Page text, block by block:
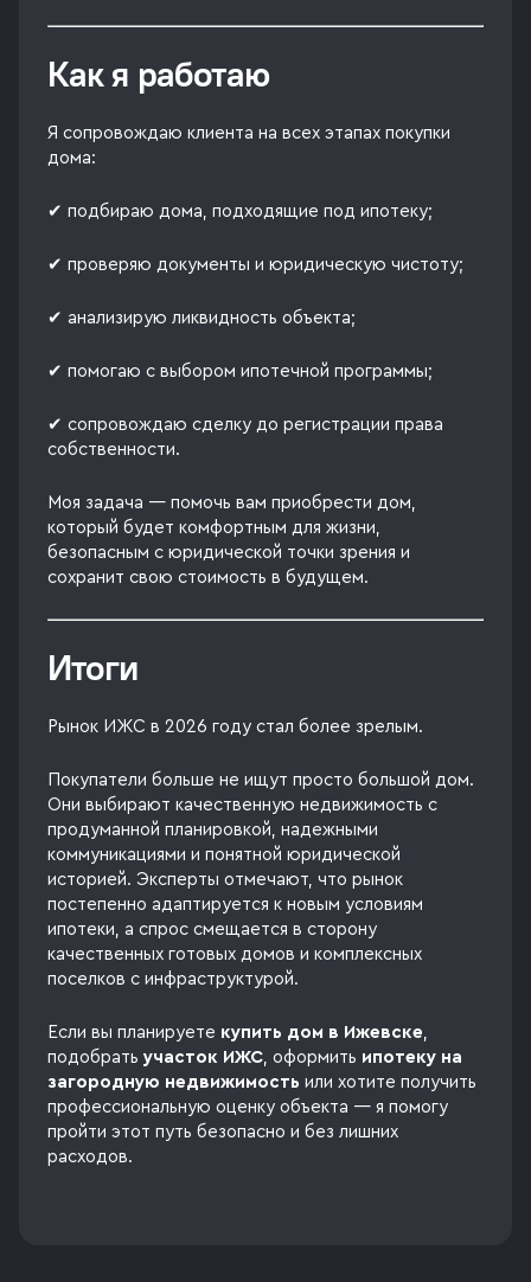
Как я работаю
Я сопровождаю клиента на всех этапах покупки
дома:
✔ подбираю дома, подходящие под ипотеку;
✔ проверяю документы и юридическую чистоту;
✔ анализирую ликвидность объекта;
✔ помогаю с выбором ипотечной программы;
✔ сопровождаю сделку до регистрации права
собственности.
Моя задача — помочь вам приобрести дом,
который будет комфортным для жизни,
безопасным с юридической точки зрения и
сохранит свою стоимость в будущем.
Итоги
Рынок ИЖС в 2026 году стал более зрелым.
Покупатели больше не ищут просто большой дом.
Они выбирают качественную недвижимость с
продуманной планировкой, надежными
коммуникациями и понятной юридической
историей. Эксперты отмечают, что рынок
постепенно адаптируется к новым условиям
ипотеки, а спрос смещается в сторону
качественных готовых домов и комплексных
поселков с инфраструктурой.
Если вы планируете купить дом в Ижевске,
подобрать участок ИЖС, оформить ипотеку на
загородную недвижимость или хотите получить
профессиональную оценку объекта — я помогу
пройти этот путь безопасно и без лишних
расходов.